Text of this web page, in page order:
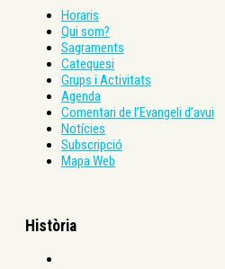
Horaris
Qui som?
Sagraments
Catequesi
Grups i Activitats
Agenda
Comentari de l’Evangeli d’avui
Notícies
Subscripció
Mapa Web
Història